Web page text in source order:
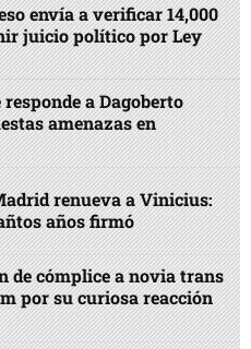
envía a verificar 14,000
juicio político por Ley
responde a Dagoberto
amenazas en
renueva a Vinicius:
años firmó
de cómplice a novia trans
por su curiosa reacción